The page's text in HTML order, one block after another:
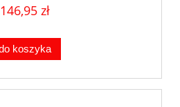
146,95 zł
koszyka